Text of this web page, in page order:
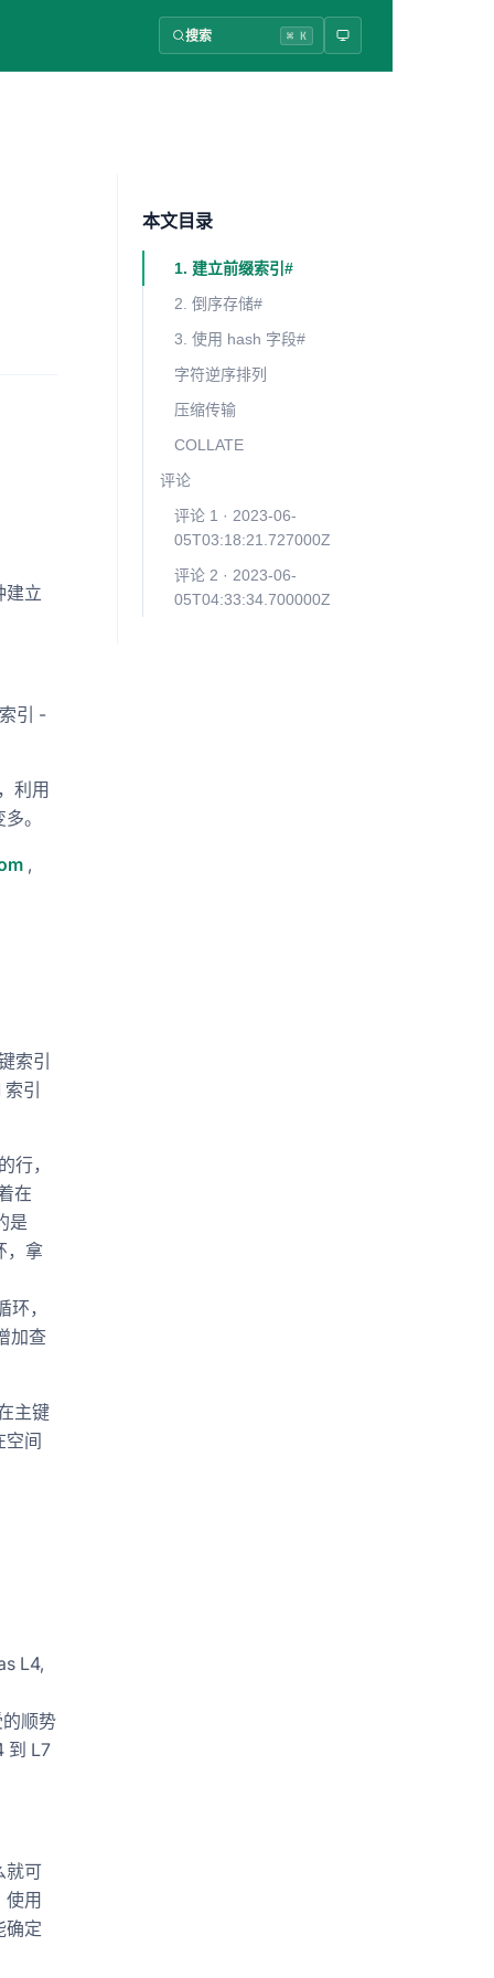
搜索 ⌘ K
建立
引 -
利用
。
,
索引
引
行，
在
是
，拿
，
加查
主键
空间
L4,
顺势
到 L7
就可
使用
确定
本文目录
1. 建立前缀索引#
2. 倒序存储#
3. 使用 hash 字段#
字符逆序排列
压缩传输
COLLATE
评论
评论 1 · 2023-06-
05T03:18:21.727000Z
评论 2 · 2023-06-
05T04:33:34.700000Z